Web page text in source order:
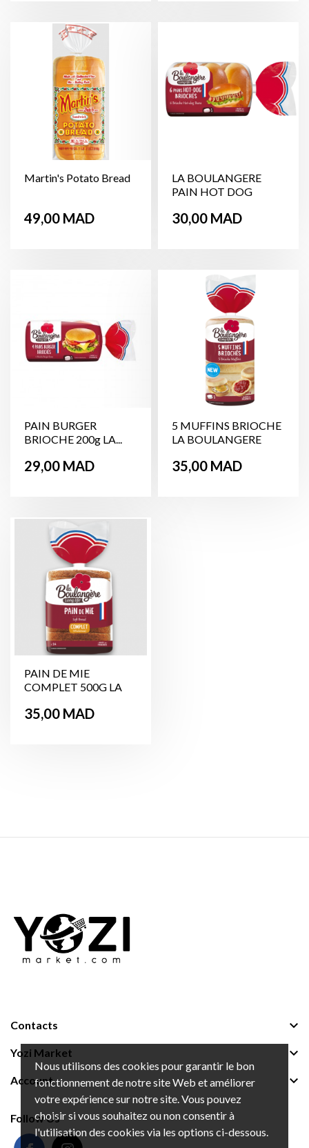
Nous utilisons des cookies pour garantir le bon
fonctionnement de notre site Web et améliorer
votre expérience sur notre site. Vous pouvez
choisir si vous souhaitez ou non consentir à
l'utilisation des cookies via les options ci-dessous.
Martin's Potato Bread
Prix
49,00 MAD
LA BOULANGERE
PAIN HOT DOG
Prix
30,00 MAD
PAIN BURGER
BRIOCHE 200g LA...
Prix
29,00 MAD
5 MUFFINS BRIOCHE
LA BOULANGERE
Prix
35,00 MAD
PAIN DE MIE
COMPLET 500G LA
Prix
35,00 MAD
Contacts 
Yozi Market 
Account 
Follow Us